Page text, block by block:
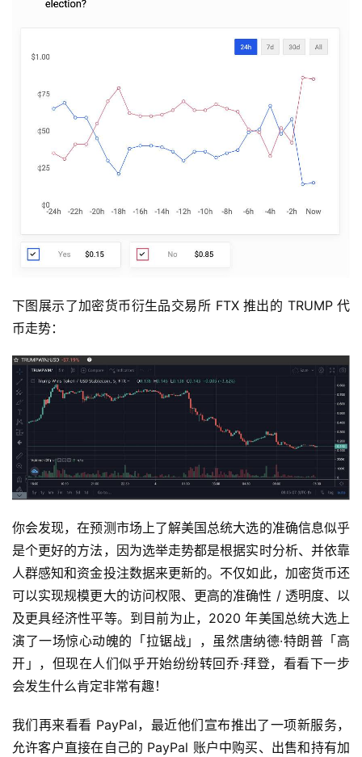
下图展示了加密货币衍生品交易所 FTX 推出的 TRUMP 代
币走势：
你会发现，在预测市场上了解美国总统大选的准确信息似乎
是个更好的方法，因为选举走势都是根据实时分析、并依靠
人群感知和资金投注数据来更新的。不仅如此，加密货币还
可以实现规模更大的访问权限、更高的准确性 / 透明度、以
及更具经济性平等。到目前为止，2020 年美国总统大选上
演了一场惊心动魄的「拉锯战」，虽然唐纳德·特朗普「高
开」，但现在人们似乎开始纷纷转回乔·拜登，看看下一步
会发生什么肯定非常有趣！
我们再来看看 PayPal，最近他们宣布推出了一项新服务，
允许客户直接在自己的 PayPal 账户中购买、出售和持有加